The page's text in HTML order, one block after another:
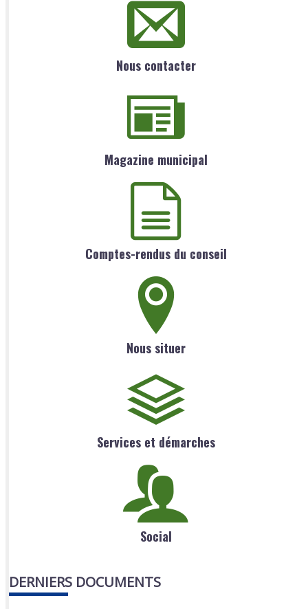
Nous contacter
Magazine municipal
Comptes-rendus du conseil
Nous situer
Services et démarches
Social
DERNIERS DOCUMENTS